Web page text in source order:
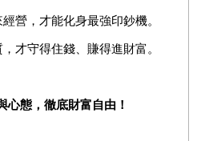
營，才能化身最強印鈔機。
才守得住錢、賺得進財富。
心態，徹底財富自由！